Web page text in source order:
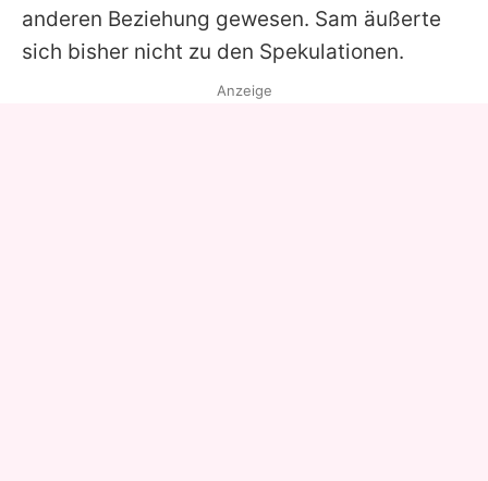
anderen Beziehung gewesen. Sam äußerte
sich bisher nicht zu den Spekulationen.
Anzeige